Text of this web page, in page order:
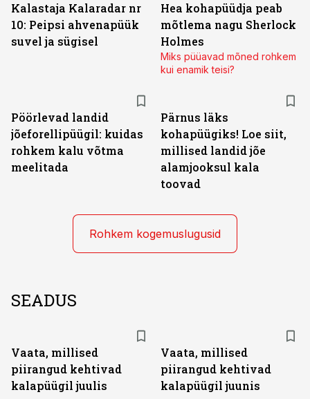
Kalastaja Kalaradar nr
10: Peipsi ahvenapüük
suvel ja sügisel
Hea kohapüüdja peab
mõtlema nagu Sherlock
Holmes
Miks püüavad mõned rohkem
kui enamik teisi?
Pöörlevad landid
jõeforellipüügil: kuidas
rohkem kalu võtma
meelitada
Pärnus läks
kohapüügiks! Loe siit,
millised landid jõe
alamjooksul kala
toovad
Rohkem kogemuslugusid
SEADUS
Vaata, millised
piirangud kehtivad
kalapüügil juulis
Vaata, millised
piirangud kehtivad
kalapüügil juunis